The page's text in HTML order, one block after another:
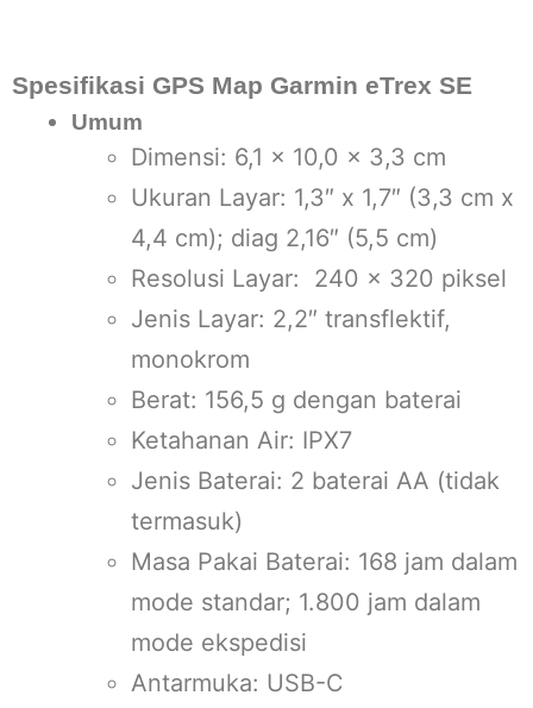
Spesifikasi GPS Map Garmin eTrex SE
Umum
Dimensi: 6,1 x 10,0 x 3,3 cm
Ukuran Layar: 1,3″ x 1,7″ (3,3 cm x
4,4 cm); diag 2,16″ (5,5 cm)
Resolusi Layar: 240 x 320 piksel
Jenis Layar: 2,2″ transflektif,
monokrom
Berat: 156,5 g dengan baterai
Ketahanan Air: IPX7
Jenis Baterai: 2 baterai AA (tidak
termasuk)
Masa Pakai Baterai: 168 jam dalam
mode standar; 1.800 jam dalam
mode ekspedisi
Antarmuka: USB-C